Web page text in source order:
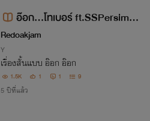
อ๊อก...โทเบอร์ ft.SSPersimmo
ns [NC25++]
Redoakjam
Y
เรื่องสั้นแบบ อ๊อก อ๊อก
1.5K 1 1 9
5 ปีที่แล้ว